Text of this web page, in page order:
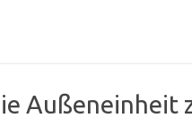
Außeneinheit